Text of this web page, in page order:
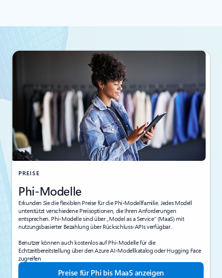
PREISE
Phi-Modelle
Erkunden Sie die flexiblen Preise für die Phi-Modellfamilie. Jedes Modell
unterstützt verschiedene Preisoptionen, die Ihren Anforderungen
entsprechen. Phi-Modelle sind über „Model as a Service“ (MaaS) mit
nutzungsbasierter Bezahlung über Rückschluss-APIs verfügbar.
Benutzer können auch kostenlos auf Phi-Modelle für die
Echtzeitbereitstellung über den Azure AI-Modellkatalog oder Hugging Face
zugreifen
Preise für Phi bis MaaS anzeigen